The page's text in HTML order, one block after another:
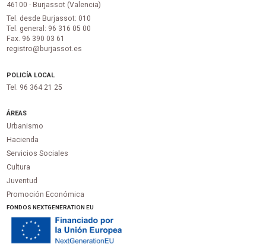
46100 · Burjassot (Valencia)
Tel. desde Burjassot: 010
Tel. general: 96 316 05 00
Fax. 96 390 03 61
registro@burjassot.es
POLICÍA LOCAL
Tel. 96 364 21 25
ÁREAS
Urbanismo
Hacienda
Servicios Sociales
Cultura
Juventud
Promoción Económica
FONDOS NEXTGENERATION EU